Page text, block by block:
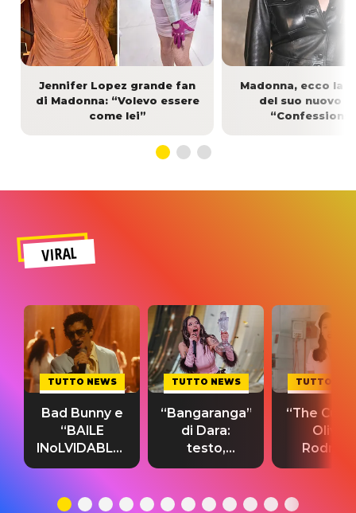
Jennifer Lopez grande fan
di Madonna: “Volevo essere
come lei”
Madonna, ecco la
del suo nuovo
“Confessions
VIRAL
TUTTO NEWS
Bad Bunny e
“BAILE
INoLVIDABLE”:
testo,
significato
TUTTO NEWS
“Bangaranga”
di Dara:
testo,
traduzione e
del singolo
TUTTO
“The
Olivia
testo,